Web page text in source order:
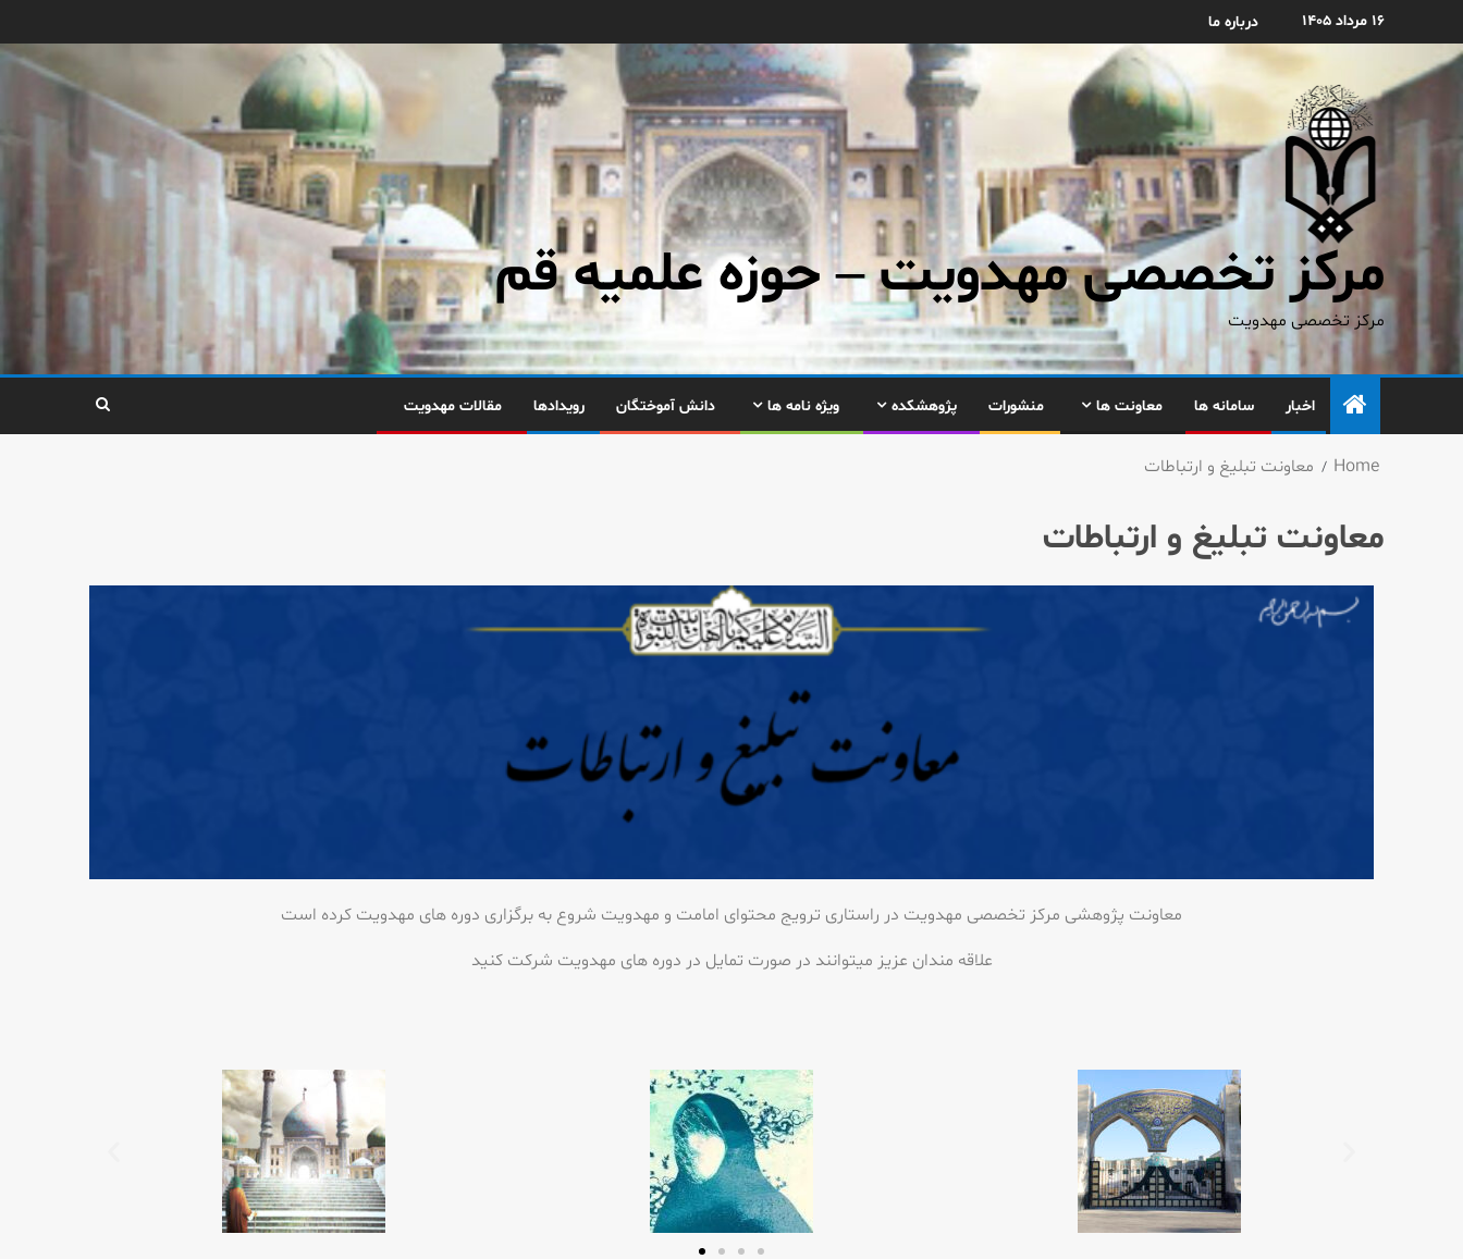
۱۶ مرداد ۱۴۰۵ درباره ما
مرکز تخصصی مهدویت – حوزه علمیه قم
مرکز تخصصی مهدویت
اخبار سامانه ها معاونت ها منشورات پژوهشکده ویژه نامه ها دانش آموختگان رویدادها مقالات مهدویت
Home معاونت تبلیغ و ارتباطات
معاونت تبلیغ و ارتباطات
معاونت پژوهشی مرکز تخصصی مهدویت در راستاری ترویج محتوای امامت و مهدویت شروع به برگزاری دوره های مهدویت کرده است
علاقه مندان عزیز میتوانند در صورت تمایل در دوره های مهدویت شرکت کنید